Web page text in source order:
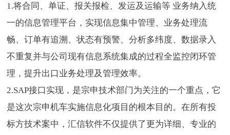
1.将合同、单证、报关报检、发运及运输等 业务纳入统
一的信息管理平台，实现信息集中管理、业务处理流
畅、订单有追溯、状态有预警、分析多纬度、数据录入
不重复并与公司现有信息系统集成的过程全监控闭环管
理，提升出口业务处理及管理效率。
2.SAP接口实现，是宗申技术部门为关注的一个重点，它
是这次宗申机车实施信息化项目的根本目的。在所有投
标方技术案中，汇信软件不仅提供了更为详细、专业的